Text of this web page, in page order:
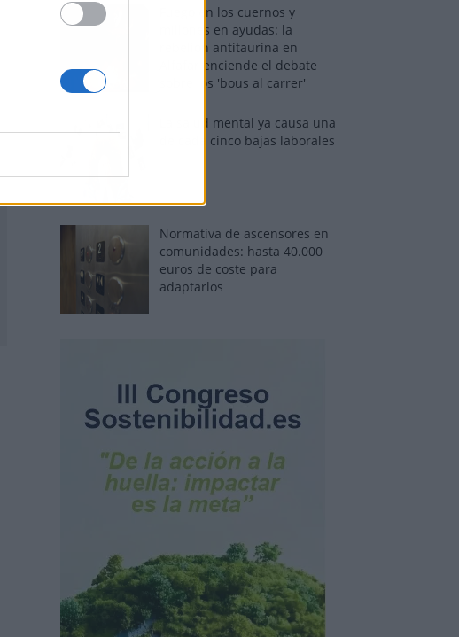
Fuego en los cuernos y
millones en ayudas: la
rebelión antitaurina en
Alfafar enciende el debate
sobre los 'bous al carrer'
La salud mental ya causa una
de cada cinco bajas laborales
Normativa de ascensores en
comunidades: hasta 40.000
euros de coste para
adaptarlos